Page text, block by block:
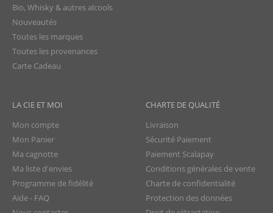
Bio, Whisky & autres alcools
Nouveautés
Toutes les marques
Toutes les provenances
Carte Cadeau
LA CIE ET MOI
Mon compte
Mon Panier
Ma cagnotte
Ma liste d'envies
Programme de fidélité
Aide - FAQ
CHARTE DE QUALITÉ
Livraison
Sécurité Paiement
Paiement Scalapay
Conditions générales de vente
Charte de confidentialité
Protection des données